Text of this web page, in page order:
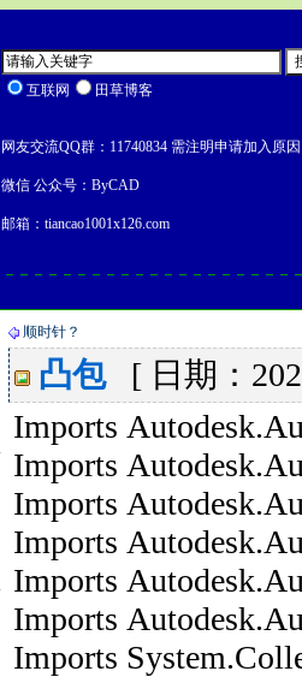
互联网 田草博客
网友交流QQ群：11740834 需注明申请加入原因
微信 公众号：ByCAD
邮箱：tiancao1001x126.com
顺时针？
凸包[ 日期：
Imports
Imports
Imports
Imports
Imports
Imports
Imports